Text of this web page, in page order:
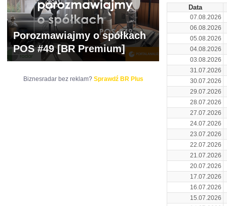
Data
07.08.2026
06.08.2026
05.08.2026
04.08.2026
03.08.2026
31.07.2026
30.07.2026
29.07.2026
28.07.2026
27.07.2026
24.07.2026
23.07.2026
22.07.2026
21.07.2026
20.07.2026
17.07.2026
16.07.2026
15.07.2026
Porozmawiajmy o spółkach
POS #49 [BR Premium]
Biznesradar bez reklam? Sprawdź BR Plus